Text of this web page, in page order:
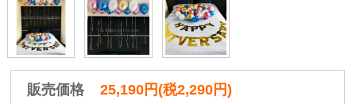
販売価格 25,190円(税2,290円)